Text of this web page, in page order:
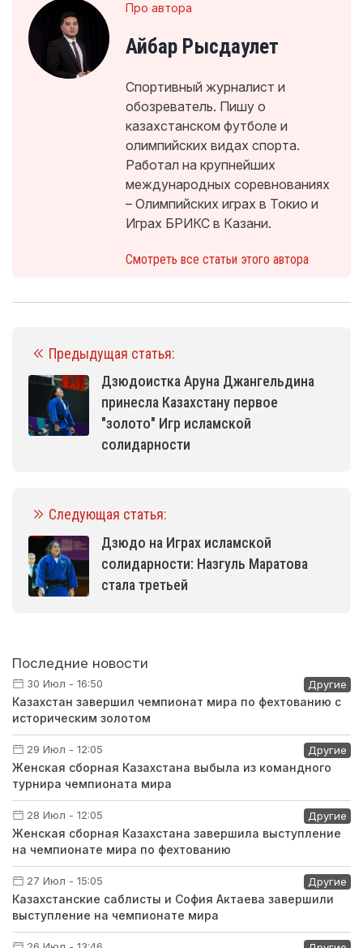
Про автора
Айбар Рысдаулет
Спортивный журналист и
обозреватель. Пишу о
казахстанском футболе и
олимпийских видах спорта.
Работал на крупнейших
международных соревнованиях
– Олимпийских играх в Токио и
Играх БРИКС в Казани.
Смотреть все статьи этого автора
Предыдущая статья:
Дзюдоистка Аруна Джангельдина
принесла Казахстану первое
"золото" Игр исламской
солидарности
Следующая статья:
Дзюдо на Играх исламской
солидарности: Назгуль Маратова
стала третьей
Последние новости
30 Июл - 16:50 Другие
Казахстан завершил чемпионат мира по фехтованию с
историческим золотом
29 Июл - 12:05 Другие
Женская сборная Казахстана выбыла из командного
турнира чемпионата мира
28 Июл - 12:05 Другие
Женская сборная Казахстана завершила выступление
на чемпионате мира по фехтованию
27 Июл - 15:05 Другие
Казахстанские саблисты и София Актаева завершили
выступление на чемпионате мира